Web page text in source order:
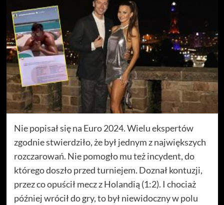
Nie popisał się na Euro 2024. Wielu ekspertów
zgodnie stwierdziło, że był jednym z największych
rozczarowań. Nie pomogło mu też incydent, do
którego doszło przed turniejem. Doznał kontuzji,
przez co opuścił mecz z Holandią (1:2). I chociaż
później wrócił do gry, to był niewidoczny w polu